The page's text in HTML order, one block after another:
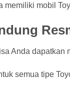
memiliki mobil
Anda dapatkan
semua tipe